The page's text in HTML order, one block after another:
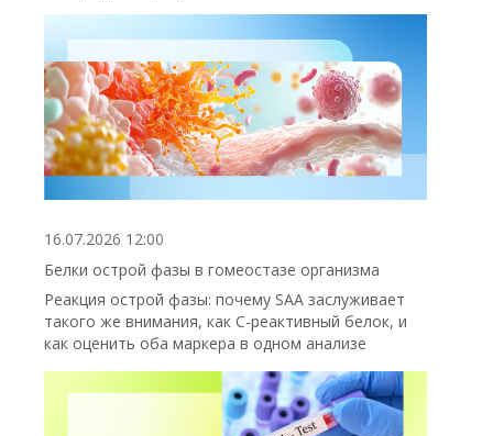
16.07.2026 12:00
Белки острой фазы в гомеостазе организма
Реакция острой фазы: почему SAA заслуживает
такого же внимания, как С-реактивный белок, и
как оценить оба маркера в одном анализе